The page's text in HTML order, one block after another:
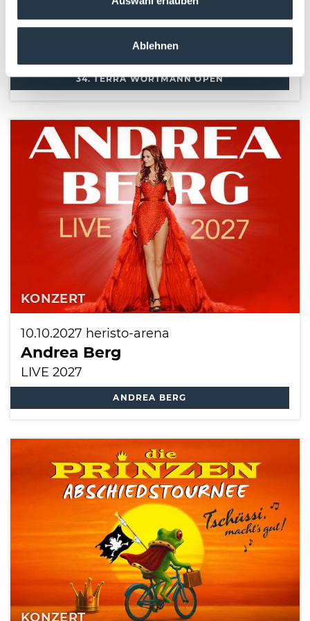
Ablehnen
34. TERRA WORTMANN OPEN
ab sofort im Vorverkauf!
34. TERRA WORTMANN OPEN
KONZERT
10.10.2027 heristo-arena
Andrea Berg
LIVE 2027
ANDREA BERG
KONZERT